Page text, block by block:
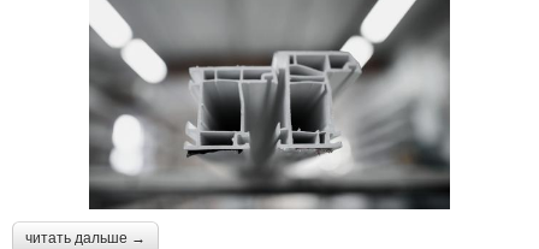
читать дальше →